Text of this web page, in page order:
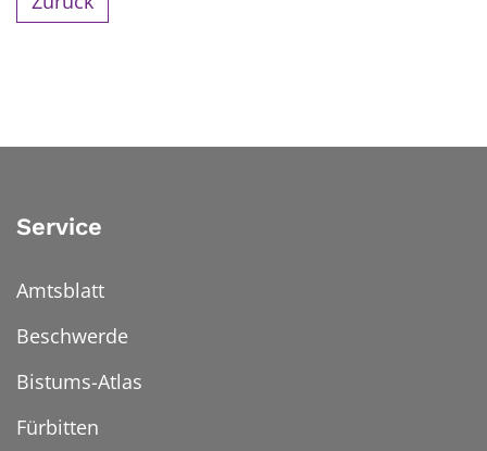
Service
Amtsblatt
Beschwerde
Bistums-Atlas
Fürbitten